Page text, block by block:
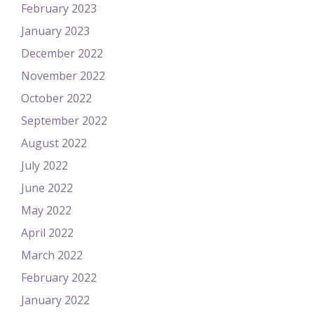
February 2023
January 2023
December 2022
November 2022
October 2022
September 2022
August 2022
July 2022
June 2022
May 2022
April 2022
March 2022
February 2022
January 2022